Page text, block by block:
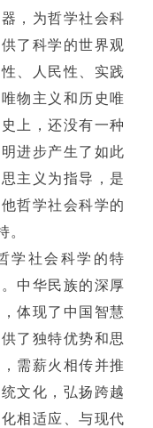
，为哲学社会科
了科学的世界观
、人民性、实践
物主义和历史唯
上，还没有一种
进步产生了如此
主义为指导，是
哲学社会科学的
。
学社会科学的特
中华民族的深厚
体现了中国智慧
了独特优势和思
需薪火相传并推
文化，弘扬跨越
相适应、与现代